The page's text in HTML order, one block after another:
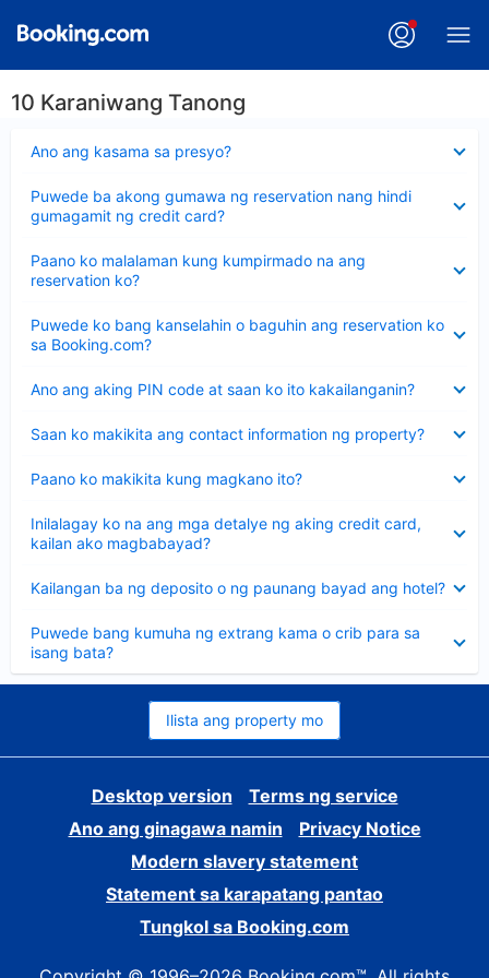
10 Karaniwang Tanong
Ano ang kasama sa presyo?
ang
Puwede ba akong gumawa ng reservation nang hindi
gumagamit ng credit card?
ang
sagot
Paano ko malalaman kung kumpirmado na ang
reservation ko?
ang
sagot
Puwede ko bang kanselahin o baguhin ang reservation ko
sa Booking.com?
ang
sagot
Ano ang aking PIN code at saan ko ito kakailanganin?
ang
Saan ko makikita ang contact information ng property?
ang
Paano ko makikita kung magkano ito?
ang
Inilalagay ko na ang mga detalye ng aking credit card,
kailan ako magbabayad?
ang
sagot
Kailangan ba ng deposito o ng paunang bayad ang hotel?
ang
Puwede bang kumuha ng extrang kama o crib para sa
isang bata?
ang
sagot
Ilista ang property mo
Desktop version
Terms ng service
Ano ang ginagawa namin
Privacy Notice
Modern slavery statement
Statement sa karapatang pantao
Tungkol sa Booking.com